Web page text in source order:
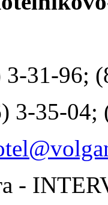
3-31-96;
3-35-04;
-